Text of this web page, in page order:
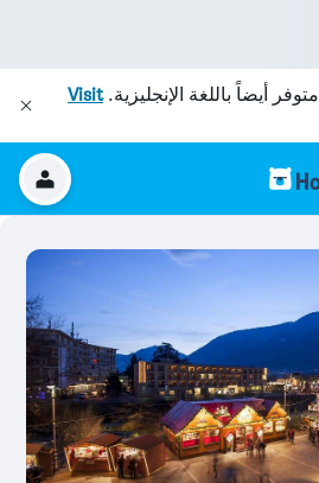
متوفر أيضاً باللغة الإنجليزية.Visit